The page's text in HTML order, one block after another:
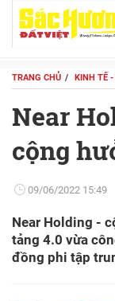
TRANG CHỦ KINH TẾ
Near
cộng
09/06/2022 15:49
Near Holding -
tảng 4.0 vừa
đồng phi tập